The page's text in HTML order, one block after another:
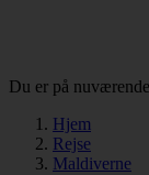
Du er på
Hjem
Rejse
Maldiverne